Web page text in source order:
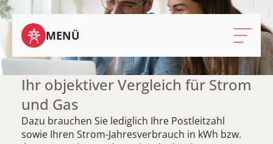
MENÜ
Ihr objektiver Vergleich für Strom
und Gas
Dazu brauchen Sie lediglich Ihre Postleitzahl
sowie Ihren Strom-Jahresverbrauch in kWh bzw.